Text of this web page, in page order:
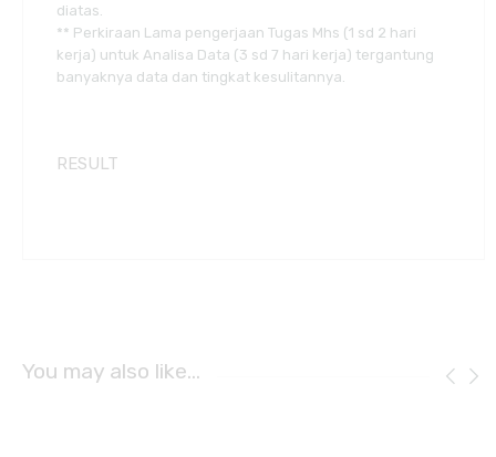
diatas.
** Perkiraan Lama pengerjaan Tugas Mhs (1 sd 2 hari
kerja) untuk Analisa Data (3 sd 7 hari kerja) tergantung
banyaknya data dan tingkat kesulitannya.
RESULT
You may also like…